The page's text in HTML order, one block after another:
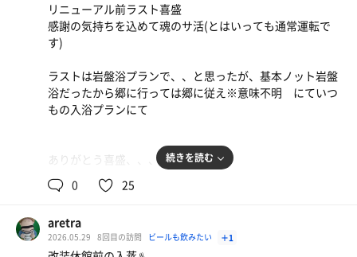
喜盛と言えば、盛岡で一二を争う広さのサ室にメトスのイ
ズネスストーブ🔥かつては１時間毎のオートロウリュが激
熱でしたがサ室の気密性の問題か⚠️熱波もそれほどではな
それが、今頃になってドアがきちんと閉まるじゃないです
か‼️今日は中段でもちゃんと汗が出ましたよ🥹豊富な温泉
アナンバーワンになることを期待してます👏🏻
さて、今朝からカラカラになるまで絞ったので💦ガッツリ
補給してきますかね🍺
リニューアル前ラスト喜盛
感謝の気持ちを込めて魂のサ活(とはいっても通常運転で
す)
ラストは岩盤浴プランで、、と思ったが、基本ノット岩盤
浴だったから郷に行っては郷に従え※意味不明 にていつ
もの入浴プランにて
ありがとう喜盛、、、
最後の姿はこの目に焼き付けたから、2ヶ月間後を首を長
くして待ってるゾ、、、
リニューアル期ではあったんだな、、としみじみ
続きを読む
0 25
aretra
2026.05.29 8回目の訪問 ビールも飲みたい ＋1